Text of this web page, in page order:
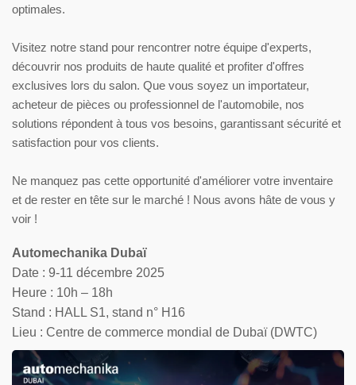
optimales.
Visitez notre stand pour rencontrer notre équipe d'experts,
découvrir nos produits de haute qualité et profiter d'offres
exclusives lors du salon. Que vous soyez un importateur,
acheteur de pièces ou professionnel de l'automobile, nos
solutions répondent à tous vos besoins, garantissant sécurité et
satisfaction pour vos clients.
Ne manquez pas cette opportunité d'améliorer votre inventaire
et de rester en tête sur le marché ! Nous avons hâte de vous y
voir !
Automechanika Dubaï
Date : 9-11 décembre 2025
Heure : 10h – 18h
Stand : HALL S1, stand n° H16
Lieu : Centre de commerce mondial de Dubaï (DWTC)